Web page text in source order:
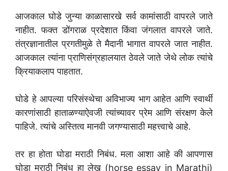
आजकाल घोडे जुन्या काळासारखे सर्व कामांसाठी वापरले जाते
नाहीत. फक्त डोंगराळ प्रदेशात किंवा जंगलात वापरले जाते.
तंत्रज्ञानातील प्रगतीमुळे ते मैदानी भागात वापरले जात नाहीत.
आजकाल त्यांना प्राणिसंग्रहालयात ठेवले जाते जेथे लोक त्यांचे
क्रियाकलाप पाहतात.
घोडे हे आपल्या परिसंस्थेचा अविभाज्य भाग आहेत आणि स्वार्थी
कारणांसाठी हाताळण्याऐवजी त्यांच्यावर प्रेम आणि संरक्षण केले
पाहिजे. त्यांचे अस्तित्व मानवी जगण्यासाठी महत्त्वाचे आहे.
तर हा होता घोडा मराठी निबंध. मला आशा आहे की आपणास
घोडा मराठी निबंध हा लेख (horse essay in Marathi)